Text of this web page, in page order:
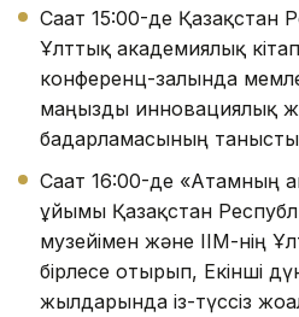
Сағат 15:00-де Қазақстан
Ұлттық академиялық
конференц-залында
маңызды инновациялық
бағдарламасының
Сағат 16:00-де «Атамның
ұйымы Қазақстан
музейімен және ІІМ-нің
бірлесе отырып, Екінші
жылдарында із-түссіз